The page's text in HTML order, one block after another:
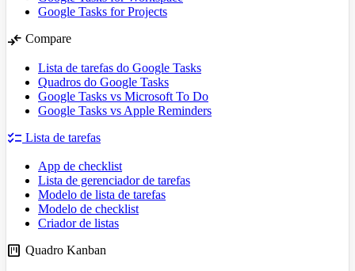
Google Tasks for Projects
compare_arrows Compare
Lista de tarefas do Google Tasks
Quadros do Google Tasks
Google Tasks vs Microsoft To Do
Google Tasks vs Apple Reminders
checklist Lista de tarefas
App de checklist
Lista de gerenciador de tarefas
Modelo de lista de tarefas
Modelo de checklist
Criador de listas
view_kanban Quadro Kanban